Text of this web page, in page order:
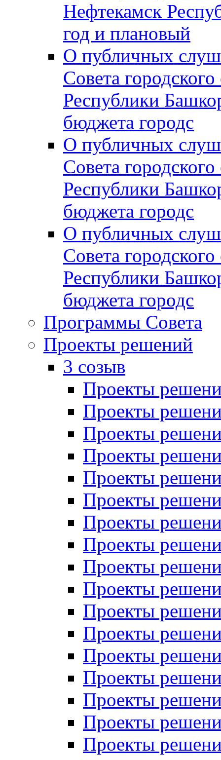
Нефтекамск
год и плановый
О публичных
Совета
Республики
бюджета городс
О публичных
Совета
Республики
бюджета городс
О публичных
Совета
Республики
бюджета городс
Программы Совета
Проекты решений
3 созыв
Проекты
Проекты
Проекты
Проекты
Проекты
Проекты
Проекты
Проекты
Проекты
Проекты
Проекты
Проекты
Проекты
Проекты
Проекты
Проекты
Проекты